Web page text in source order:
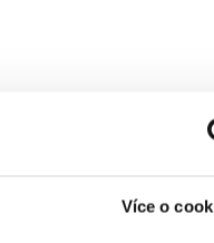
Více o